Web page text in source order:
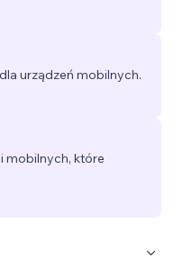
urządzeń mobilnych.
mobilnych, które